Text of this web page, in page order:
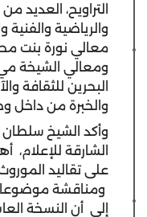
التراويح، العديد
والرياضية
معالي نورة بنت
ومعالي الشيخة
البحرين للثقافة
والخبرة من داخل
وأكد الشيخ
الشارقة
على تقاليد الموروث
ومناقشة
إلى أن النسخة